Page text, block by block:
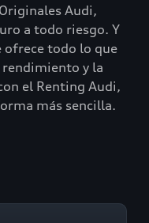
Audi,
a todo riesgo. Y
ofrece todo lo que
y la
el Renting Audi,
más sencilla.